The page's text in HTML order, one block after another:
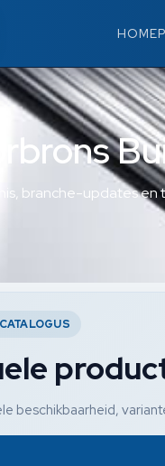
HOME
branche-updates
beschikbaarheid,